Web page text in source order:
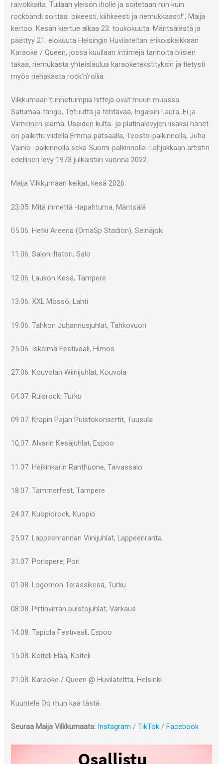
raivokkaita. Tullaan yleisön iholle ja soitetaan niin kuin
rockbändi soittaa: oikeesti, kiihkeesti ja riemukkaasti!”, Maija
kertoo. Kesän kiertue alkaa 23. toukokuuta. Mäntsälästä ja
päättyy 21. elokuuta Helsingin Huvilateltan erikoiskeikkaan
Karaoke / Queen, jossa kuullaan intiimejä tarinoita biisien
takaa, riemukasta yhteislaulua karaoketekstityksin ja tietysti
myös riehakasta rock’n’rollia.
Vilkkumaan tunnetuimpia hittejä ovat muun muassa
Satumaa-tango, Totuutta ja tehtävää, Ingalsin Laura, Ei ja
Viimeinen elämä. Useiden kulta- ja platinalevyjen lisäksi hänet
on palkittu viidellä Emma-patsaalla, Teosto-palkinnolla, Juha
Vainio -palkinnolla sekä Suomi-palkinnolla. Lahjakkaan artistin
edellinen levy 1973 julkaistiin vuonna 2022.
Maija Vilkkumaan keikat, kesä 2026:
23.05. Mitä ihmettä -tapahtuma, Mäntsälä
05.06. Hetki Areena (OmaSp Stadion), Seinäjoki
11.06. Salon iltatori, Salo
12.06. Laukon Kesä, Tampere
13.06. XXL Mössö, Lahti
19.06. Tahkon Juhannusjuhlat, Tahkovuori
25.06. Iskelmä Festivaali, Himos
27.06. Kouvolan Wiinijuhlat, Kouvola
04.07. Ruisrock, Turku
09.07. Krapin Pajan Puistokonsertit, Tuusula
10.07. Alvarin Kesäjuhlat, Espoo
11.07. Heikinkarin Ranthuone, Taivassalo
18.07. Tammerfest, Tampere
24.07. Kuopiorock, Kuopio
25.07. Lappeenrannan Viinijuhlat, Lappeenranta
31.07. Porispere, Pori
01.08. Logomon Terassikesä, Turku
08.08. Pirtinvirran puistojuhlat, Varkaus
14.08. Tapiola Festivaali, Espoo
15.08. Koiteli Elää, Koiteli
21.08. Karaoke / Queen @ Huvilateltta, Helsinki ‎
Kuuntele Oo mun kaa tästä.
Seuraa Maija Vilkkumaata: Instagram/TikTok/ Facebook